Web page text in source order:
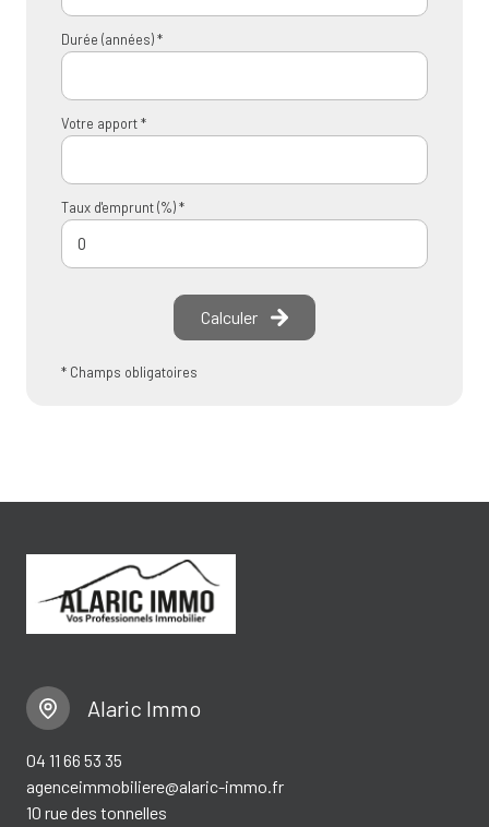
Durée (années) *
Votre apport *
Taux d'emprunt (%) *
Calculer
* Champs obligatoires
Alaric Immo
04 11 66 53 35
agenceimmobiliere@alaric-immo.fr
10 rue des tonnelles